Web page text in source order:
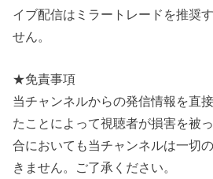
イブ配信はミラートレードを推奨
せん。
★免責事項
当チャンネルからの発信情報を直
たことによって視聴者が損害を被
合においても当チャンネルは一切
きません。ご了承ください。